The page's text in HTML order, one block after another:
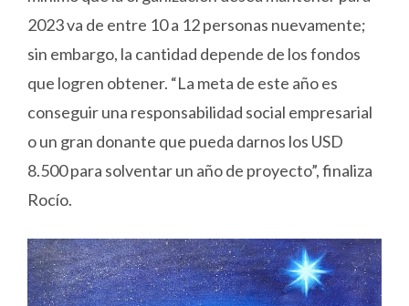
2023 va de entre 10 a 12 personas nuevamente;
sin embargo, la cantidad depende de los fondos
que logren obtener. “La meta de este año es
conseguir una responsabilidad social empresarial
o un gran donante que pueda darnos los USD
8.500 para solventar un año de proyecto”, finaliza
Rocío.